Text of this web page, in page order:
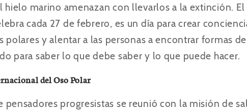
hielo marino amenazan con llevarlos a la extinción.
cada 27 de febrero, es un día para crear
polares y alentar a las personas a encontrar formas
para saber lo que debe saber y lo que puede hacer.
del Oso Polar
pensadores progresistas se reunió con la misión de